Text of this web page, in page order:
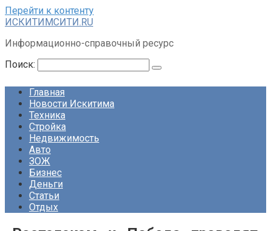
Перейти к контенту
ИСКИТИМСИТИ.RU
Информационно-справочный ресурс
Поиск:
Главная
Новости Искитима
Техника
Стройка
Недвижимость
Авто
ЗОЖ
Бизнес
Деньги
Статьи
Отдых